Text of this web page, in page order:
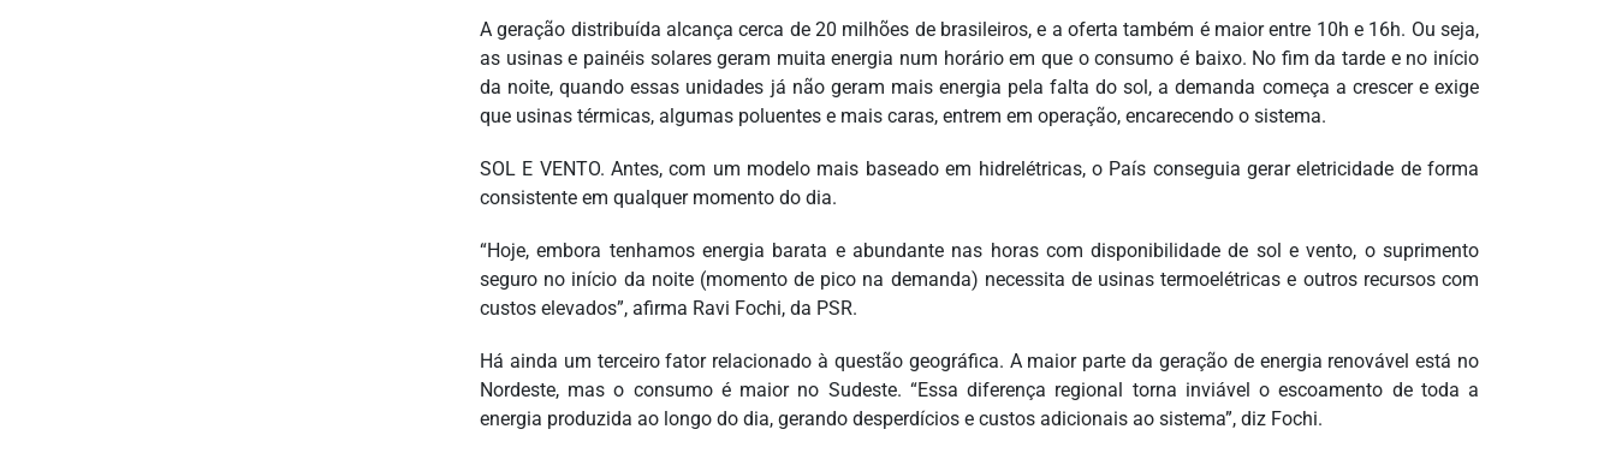
A geração distribuída alcança cerca de 20 milhões de brasileiros, e a oferta também é maior entre 10h e 16h. Ou seja,
as usinas e painéis solares geram muita energia num horário em que o consumo é baixo. No fim da tarde e no início
da noite, quando essas unidades já não geram mais energia pela falta do sol, a demanda começa a crescer e exige
que usinas térmicas, algumas poluentes e mais caras, entrem em operação, encarecendo o sistema.
SOL E VENTO. Antes, com um modelo mais baseado em hidrelétricas, o País conseguia gerar eletricidade de forma
consistente em qualquer momento do dia.
“Hoje, embora tenhamos energia barata e abundante nas horas com disponibilidade de sol e vento, o suprimento
seguro no início da noite (momento de pico na demanda) necessita de usinas termoelétricas e outros recursos com
custos elevados”, afirma Ravi Fochi, da PSR.
Há ainda um terceiro fator relacionado à questão geográfica. A maior parte da geração de energia renovável está no
Nordeste, mas o consumo é maior no Sudeste. “Essa diferença regional torna inviável o escoamento de toda a
energia produzida ao longo do dia, gerando desperdícios e custos adicionais ao sistema”, diz Fochi.